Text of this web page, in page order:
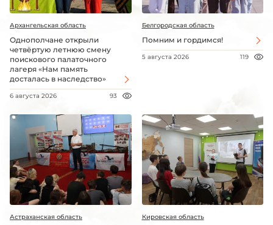
Архангельская область
Однополчане открыли
четвёртую летнюю смену
поискового палаточного
лагеря «Нам память
досталась в наследство»
6 августа 2026 93
Белгородская область
Помним и гордимся!
5 августа 2026 119
Астраханская область Кировская область